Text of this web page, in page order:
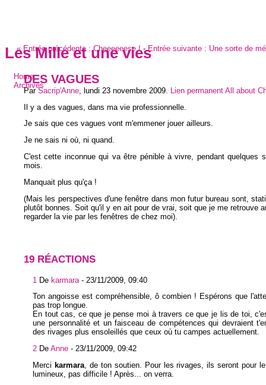
Les Mille et une vies
Home
Archives
« Entrée précédente :Cheeeeeese ! -Entrée suivante : Une sorte de
DES VAGUES
ParSacrip'Anne lundi 23 novembre 2009 Lien permanent All about
Il y a des vagues, dans ma vie professionnelle.
Je sais que ces vagues vont m'emmener jouer ailleurs.
Je ne sais ni où, ni quand.
C'est cette inconnue qui va être pénible à vivre, pendant quelques
mois.
Manquait plus qu'ça !
(Mais les perspectives d'une fenêtre dans mon futur bureau sont,
plutôt bonnes. Soit qu'il y en ait pour de vrai, soit que je me retrouve
regarder la vie par les fenêtres de chez moi).
19 RÉACTIONS
1 De karmara - 23/11/2009, 09:40
Ton angoisse est compréhensible, ô combien ! Espérons que
pas trop longue.
En tout cas, ce que je pense moi à travers ce que je lis de toi,
une personnalité et un faisceau de compétences qui devraient
des rivages plus ensoleillés que ceux où tu campes actuellement.
2 De Anne - 23/11/2009, 09:42
Merci karmara, de ton soutien. Pour les rivages, ils seront pour
lumineux, pas difficile ! Après... on verra.